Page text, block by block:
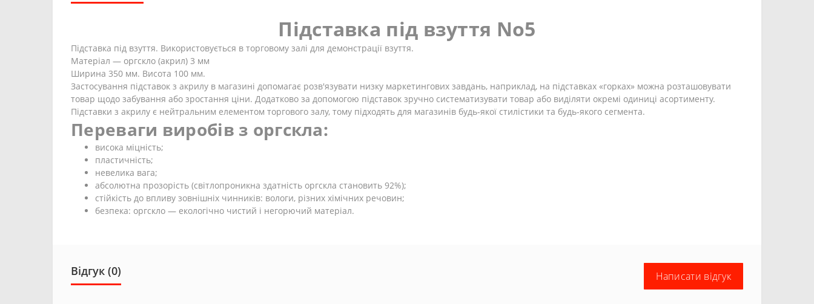
Підставка під взуття No5
Підставка під взуття. Використовується в торговому залі для демонстрації взуття.
Матеріал — оргскло (акрил) 3 мм
Ширина 350 мм. Висота 100 мм.
Застосування підставок з акрилу в магазині допомагає розв'язувати низку маркетингових завдань, наприклад, на підставках «горках» можна розташовувати
товар щодо забування або зростання ціни. Додатково за допомогою підставок зручно систематизувати товар або виділяти окремі одиниці асортименту.
Підставки з акрилу є нейтральним елементом торгового залу, тому підходять для магазинів будь-якої стилістики та будь-якого сегмента.
Переваги виробів з оргскла:
висока міцність;
пластичність;
невелика вага;
абсолютна прозорість (світлопроникна здатність оргскла становить 92%);
стійкість до впливу зовнішніх чинників: вологи, різних хімічних речовин;
безпека: оргскло — екологічно чистий і негорючий матеріал.
Відгук (0) Написати відгук